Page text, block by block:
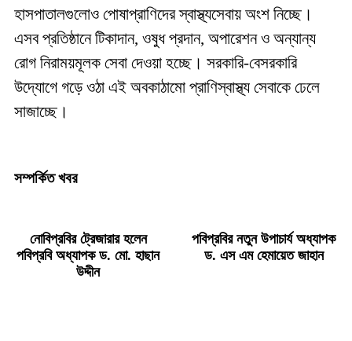
হাসপাতালগুলোও পোষাপ্রাণিদের স্বাস্থ্যসেবায় অংশ নিচ্ছে।
এসব প্রতিষ্ঠানে টিকাদান, ওষুধ প্রদান, অপারেশন ও অন্যান্য
রোগ নিরাময়মূলক সেবা দেওয়া হচ্ছে। সরকারি-বেসরকারি
উদ্যোগে গড়ে ওঠা এই অবকাঠামো প্রাণিস্বাস্থ্য সেবাকে ঢেলে
সাজাচ্ছে।
সম্পর্কিত খবর
নোবিপ্রবির ট্রেজারার হলেন
পবিপ্রবি অধ্যাপক ড. মো. হাছান
উদ্দীন
পবিপ্রবির নতুন উপাচার্য অধ্যাপক
ড. এস এম হেমায়েত জাহান